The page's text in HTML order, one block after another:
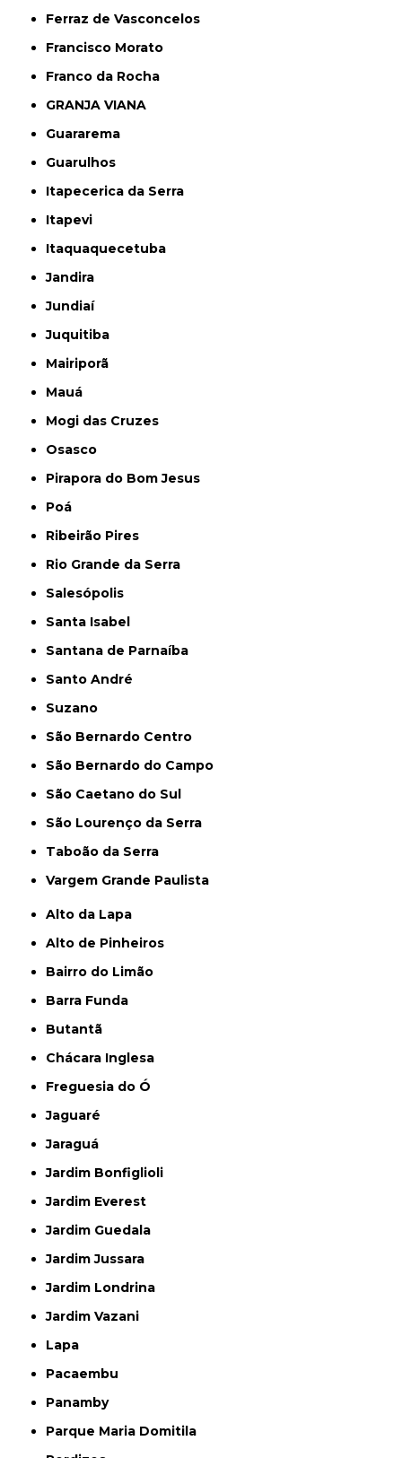
Ferraz de Vasconcelos
Francisco Morato
Franco da Rocha
GRANJA VIANA
Guararema
Guarulhos
Itapecerica da Serra
Itapevi
Itaquaquecetuba
Jandira
Jundiaí
Juquitiba
Mairiporã
Mauá
Mogi das Cruzes
Osasco
Pirapora do Bom Jesus
Poá
Ribeirão Pires
Rio Grande da Serra
Salesópolis
Santa Isabel
Santana de Parnaíba
Santo André
Suzano
São Bernardo Centro
São Bernardo do Campo
São Caetano do Sul
São Lourenço da Serra
Taboão da Serra
Vargem Grande Paulista
Alto da Lapa
Alto de Pinheiros
Bairro do Limão
Barra Funda
Butantã
Chácara Inglesa
Freguesia do Ó
Jaguaré
Jaraguá
Jardim Bonfiglioli
Jardim Everest
Jardim Guedala
Jardim Jussara
Jardim Londrina
Jardim Vazani
Lapa
Pacaembu
Panamby
Parque Maria Domitila